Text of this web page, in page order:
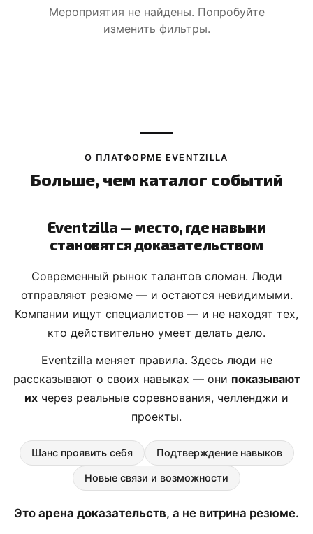
Мероприятия не найдены. Попробуйте
изменить фильтры.
О ПЛАТФОРМЕ EVENTZILLA
Больше, чем каталог событий
Eventzilla — место, где навыки
становятся доказательством
Современный рынок талантов сломан. Люди
отправляют резюме — и остаются невидимыми.
Компании ищут специалистов — и не находят тех,
кто действительно умеет делать дело.
Eventzilla меняет правила. Здесь люди не
рассказывают о своих навыках — они показывают
их через реальные соревнования, челленджи и
проекты.
Шанс проявить себя Подтверждение навыков
Новые связи и возможности
Это арена доказательств, а не витрина резюме.